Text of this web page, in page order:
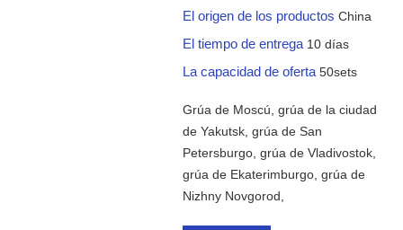
El origen de los productos China
El tiempo de entrega10 días
La capacidad de oferta50sets
Grúa de Moscú, grúa de la ciudad
de Yakutsk, grúa de San
Petersburgo, grúa de Vladivostok,
grúa de Ekaterimburgo, grúa de
Nizhny Novgorod,